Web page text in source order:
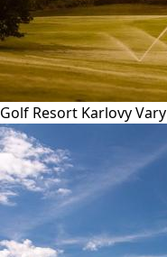
Golf Resort Karlovy Vary